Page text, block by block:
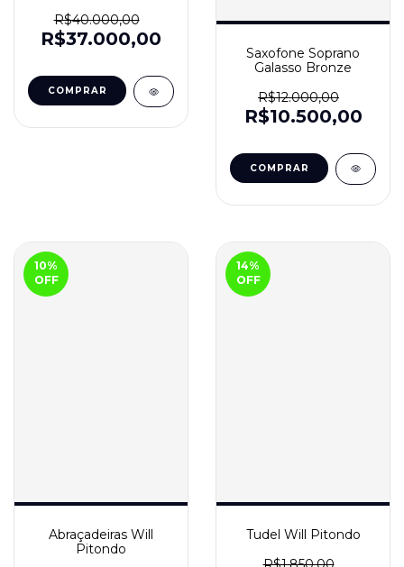
R$40.000,00
R$37.000,00
Saxofone Soprano
Galasso Bronze
R$12.000,00
R$10.500,00
10%
OFF
Abraçadeiras Will
Pitondo
14%
OFF
Tudel Will Pitondo